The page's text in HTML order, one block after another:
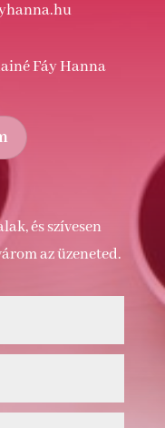
Fáy Hanna
és szívesen
az üzeneted.